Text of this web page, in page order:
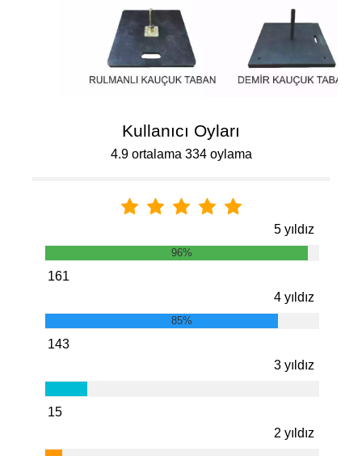
Kullanıcı Oyları
4.9 ortalama 334 oylama
5 yıldız
96%
161
4 yıldız
85%
143
3 yıldız
15
2 yıldız